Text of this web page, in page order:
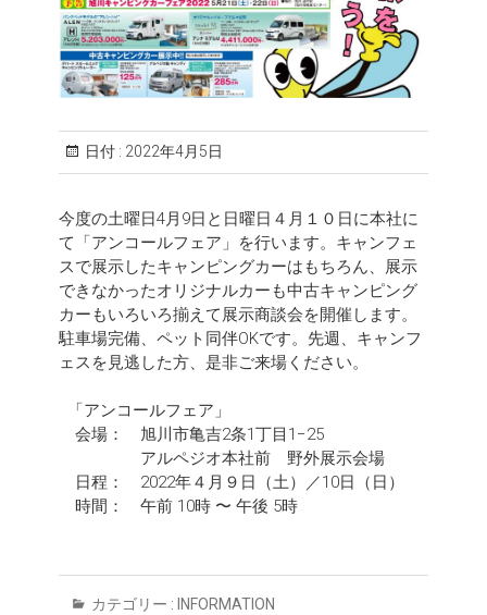
日付 : 2022年4月5日
今度の土曜日4月9日と日曜日４月１０日に本社に
て「アンコールフェア」を行います。キャンフェ
スで展示したキャンピングカーはもちろん、展示
できなかったオリジナルカーも中古キャンピング
カーもいろいろ揃えて展示商談会を開催します。
駐車場完備、ペット同伴OKです。先週、キャンフ
ェスを見逃した方、是非ご来場ください。
「アンコールフェア」
会場： 旭川市亀吉2条1丁目1−25
アルペジオ本社前 野外展示会場
日程： 2022年４月９日（土）／10日（日）
時間： 午前 10時 〜 午後 5時
カテゴリー : INFORMATION